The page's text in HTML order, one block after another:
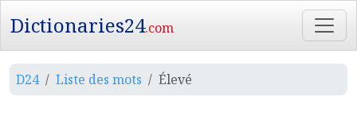
Dictionaries24.com
D24 Liste des mots Élevé